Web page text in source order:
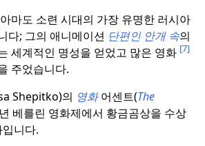
마도 소련 시대의 가장 유명한 러시아
다; 그의 애니메이션 단편인 안개 속의
세계적인 명성을 얻었고 많은 영화 [7]
주었습니다.
Shepitko)의 영화어센트(The
베를린 영화제에서 황금곰상을 수상
니다.